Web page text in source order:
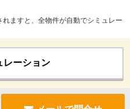
ますと、全物件が自動でシミュレー
レーション